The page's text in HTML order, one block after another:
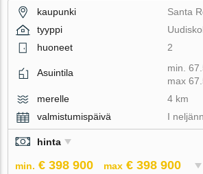
kaupunki
Santa
tyyppi
huoneet
2
Asuintila min.
max
merelle
4 km
valmistumispäivä
I
hinta
min. € 398 900 max € 398 900